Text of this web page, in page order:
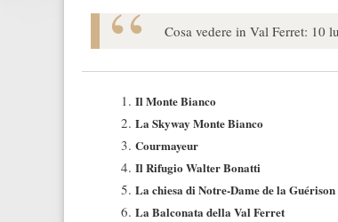
Cosa vedere in Val Ferret: 10
Il Monte Bianco
La Skyway Monte Bianco
Courmayeur
Il Rifugio Walter Bonatti
La chiesa di Notre-Dame de la Guérison
La Balconata della Val Ferret